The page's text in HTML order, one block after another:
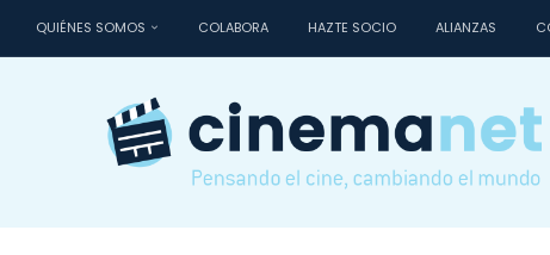
QUIÉNES SOMOS COLABORA HAZTE SOCIO ALIANZAS